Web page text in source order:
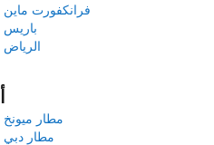
فرانكفورت ماين
باريس
الرياض
مطار ميونخ
مطار دبي